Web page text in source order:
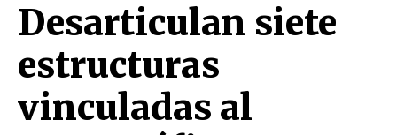
Desarticulan siete
estructuras
vinculadas al